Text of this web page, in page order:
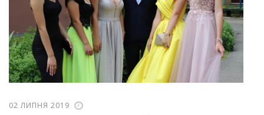
02 ЛИПНЯ 2019